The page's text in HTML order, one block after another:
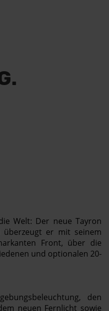
Welt: Der neue Tayron
überzeugt er mit seinem
Front, über die
und optionalen 20-
den
neuen Fernlicht sowie